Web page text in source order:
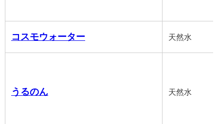
コスモウォーター 天然水
うるのん 天然水